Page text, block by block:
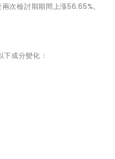
次檢討期期間上漲56.65%。
成分變化：